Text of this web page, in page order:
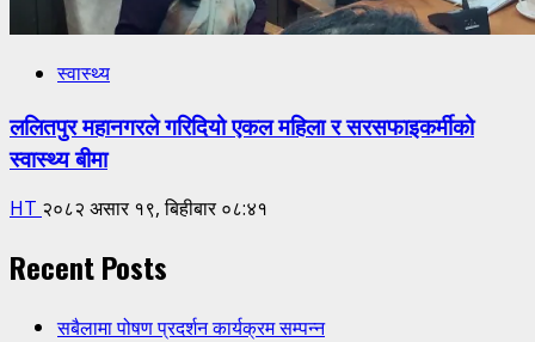
स्वास्थ्य
ललितपुर महानगरले गरिदियो एकल महिला र सरसफाइकर्मीको
स्वास्थ्य बीमा
HT २०८२ असार १९, बिहीबार ०८:४१
Recent Posts
सबैलामा पोषण प्रदर्शन कार्यक्रम सम्पन्न